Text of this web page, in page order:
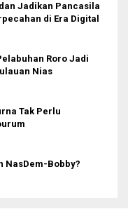
Jadikan Pancasila
di Era Digital
Roro Jadi
Nias
Tak Perlu
NasDem-Bobby?